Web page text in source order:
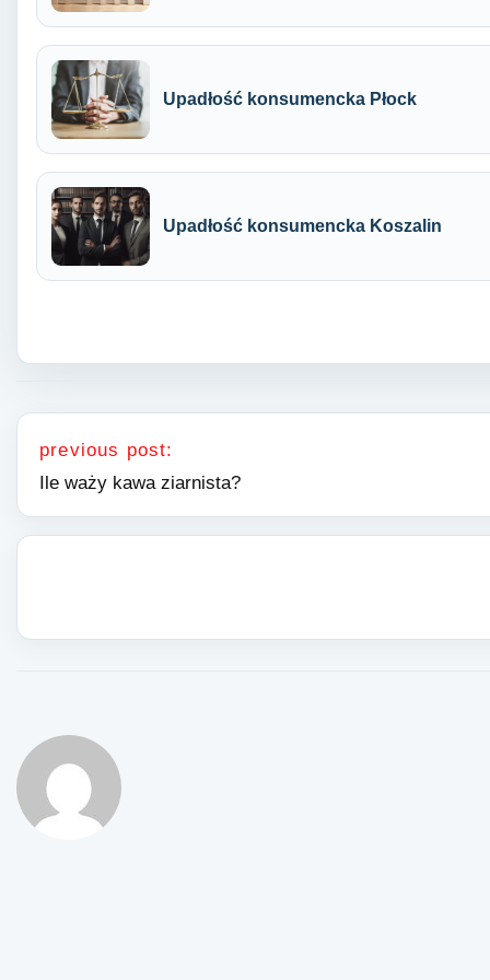
Upadłość konsumencka Płock
Upadłość konsumencka Koszalin
Nawigacja wpisu
previous post:
Ile waży kawa ziarnista?